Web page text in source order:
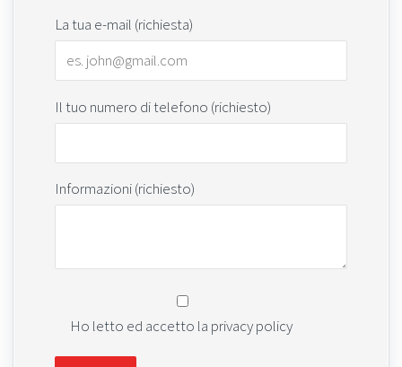
La tua e-mail (richiesta)
Il tuo numero di telefono (richiesto)
Informazioni (richiesto)
Ho letto ed accetto la privacy policy